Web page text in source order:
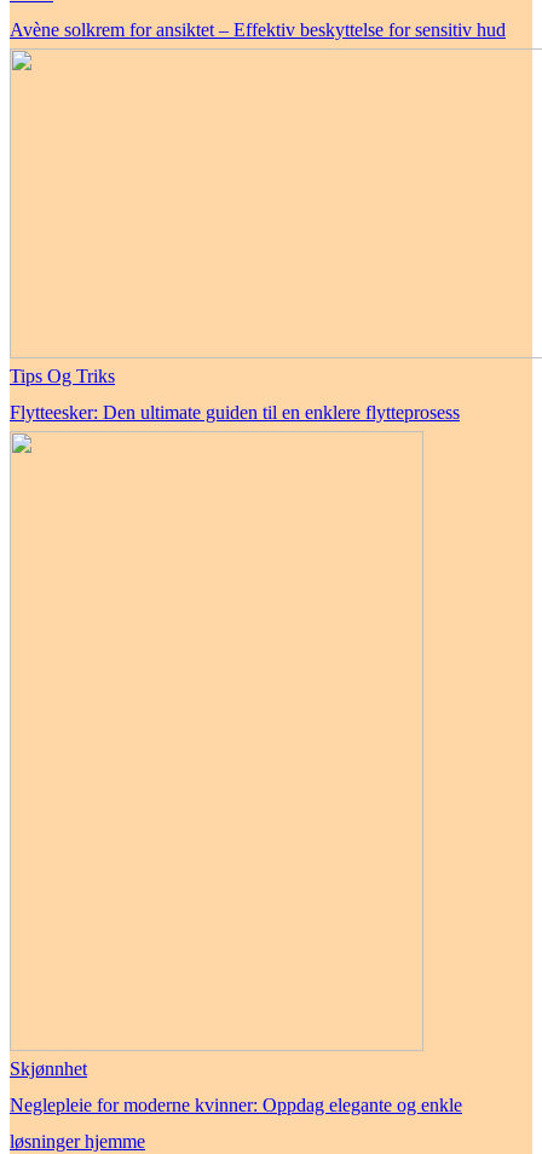
Avène solkrem for ansiktet – Effektiv beskyttelse for sensitiv hud
Tips Og Triks
Flytteesker: Den ultimate guiden til en enklere flytteprosess
Skjønnhet
Neglepleie for moderne kvinner: Oppdag elegante og enkle
løsninger hjemme